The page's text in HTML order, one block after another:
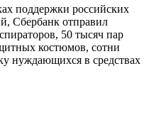
поддержки российских
Сбербанк отправил
50 тысяч пар
костюмов, сотни
нуждающихся в средствах